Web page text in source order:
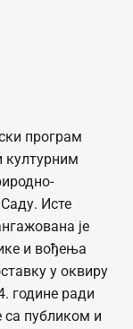
програм
Исте
је
и вођења
у оквиру
године ради
са публиком и